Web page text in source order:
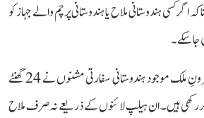
اگر کسی ہندوستانی ملاح یا ہندوستانی پرچم والے جہاز کو
جا سکے۔
رندھیر جیسوال نے بتایا کہ بیرونِ ملک موجود ہندوستانی سفارتی مشنوں نے 24 گھنٹے
رکھی ہیں۔ ان ہیلپ لائنوں کے ذریعے نہ صرف ملاح